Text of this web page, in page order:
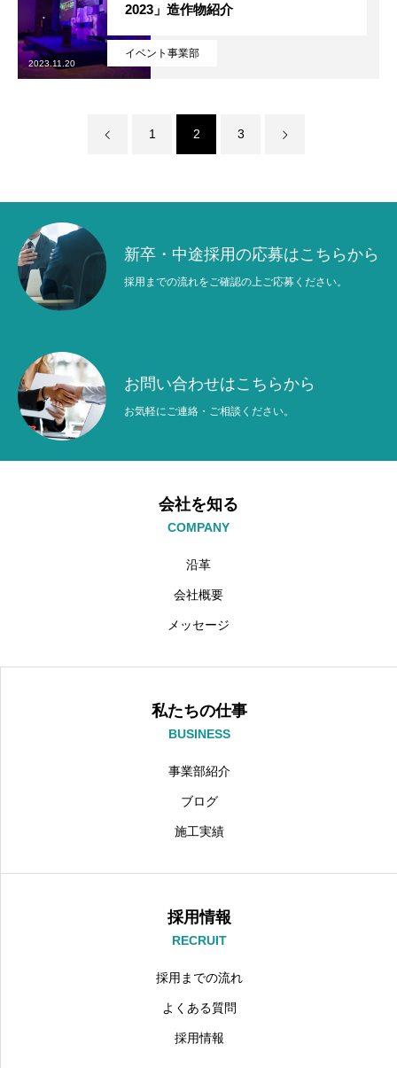
イベント事業部
2023」造作物紹介
2023.11.20
1 2 3
新卒・中途採用の応募はこちらから
採用までの流れをご確認の上ご応募ください。
お問い合わせはこちらから
お気軽にご連絡・ご相談ください。
会社を知る
COMPANY
沿革
会社概要
メッセージ
私たちの仕事
BUSINESS
事業部紹介
ブログ
施工実績
採用情報
RECRUIT
採用までの流れ
よくある質問
採用情報